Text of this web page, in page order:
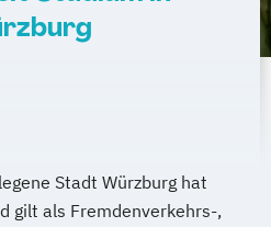
Bremen Erlenbach
Stadt Würzburg hat
gilt als Fremdenverkehrs-,